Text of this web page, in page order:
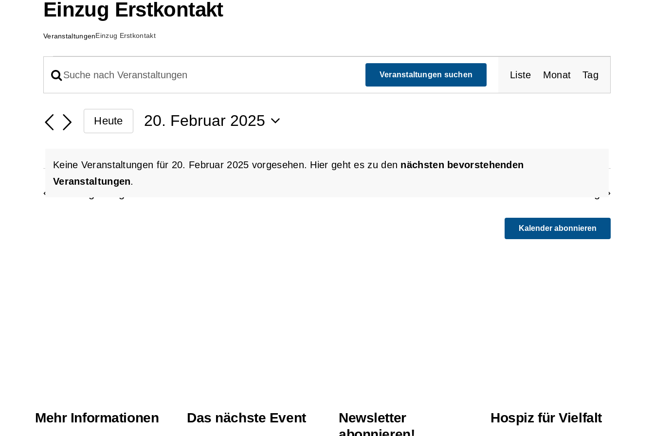
Einzug Erstkontakt
VeranstaltungenEinzug Erstkontakt
Veranstaltungen
für
20.
Februar
2025
Keine Veranstaltungen für 20. Februar 2025 vorgesehen. Hier geht es zu den nächsten bevorstehenden
Veranstaltungen.
Veranstaltungen
Suche
Ansichten,
Navigation
Bitte
eingeben.
Suche
Schlüsselwort.
Veranstaltungen suchen
Ansichten-
Liste Monat Tag
Heute
20. Februar 2025
Kalender abonnieren
Mehr Informationen Das nächste Event
Newsletter
Hospiz für Vielfalt